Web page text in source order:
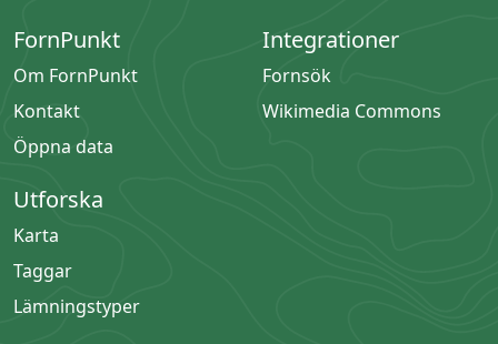
FornPunkt
Om FornPunkt
Kontakt
Öppna data
Integrationer
Fornsök
Wikimedia Commons
Utforska
Karta
Taggar
Lämningstyper